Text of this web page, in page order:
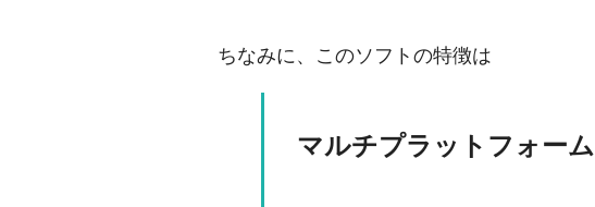
ちなみに、このソフトの特徴は
マルチプラットフォーム